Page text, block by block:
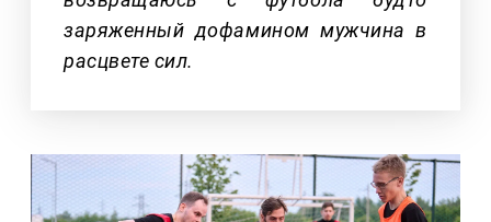
заряженный дофамином мужчина в
расцвете сил.